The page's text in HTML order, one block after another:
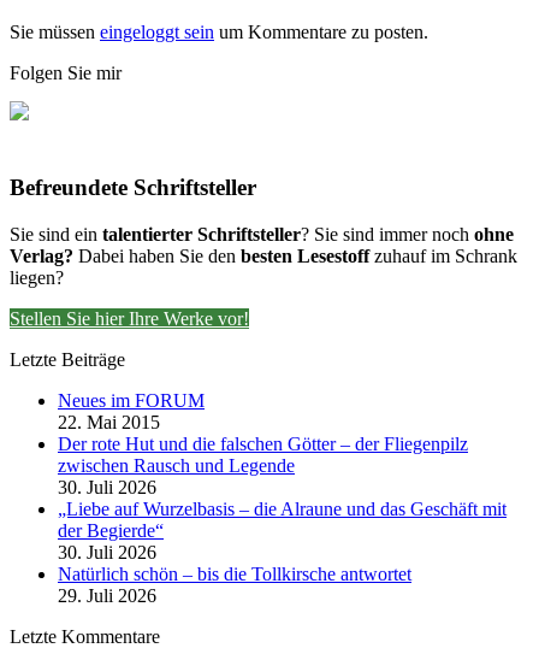
Sie müssen eingeloggt sein um Kommentare zu posten.
Folgen Sie mir
Befreundete Schriftsteller
Sie sind ein talentierter Schriftsteller? Sie sind immer noch ohne
Verlag? Dabei haben Sie den besten Lesestoffzuhauf im Schrank
liegen?
Stellen Sie hier Ihre Werke vor!
Letzte Beiträge
Neues im FORUM
22. Mai 2015
Der rote Hut und die falschen Götter – der Fliegenpilz
zwischen Rausch und Legende
30. Juli 2026
„Liebe auf Wurzelbasis – die Alraune und das Geschäft mit
der Begierde“
30. Juli 2026
Natürlich schön – bis die Tollkirsche antwortet
29. Juli 2026
Letzte Kommentare